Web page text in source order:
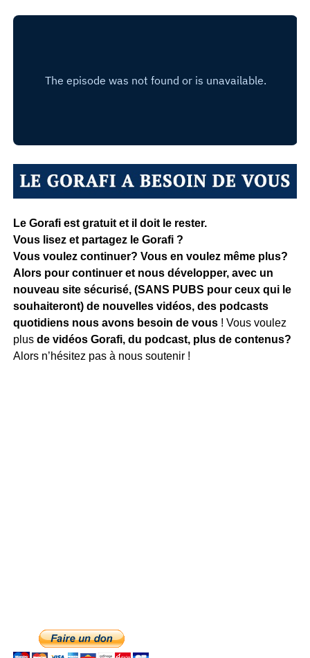
Le Gorafi est gratuit et il doit le rester.
Vous lisez et partagez le Gorafi ?
Vous voulez continuer? Vous en voulez même plus?
Alors pour continuer et nous développer, avec un
nouveau site sécurisé, (SANS PUBS pour ceux qui le
souhaiteront) de nouvelles vidéos, des podcasts
quotidiens nous avons besoin de vous ! Vous voulez
plus de vidéos Gorafi, du podcast, plus de contenus?
Alors n’hésitez pas à nous soutenir !